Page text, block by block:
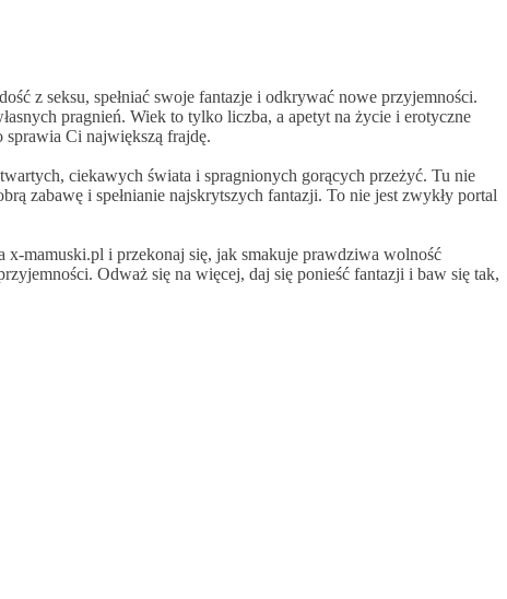
z seksu, spełniać swoje fantazje i odkrywać nowe przyjemności.
pragnień. Wiek to tylko liczba, a apetyt na życie i erotyczne
sprawia Ci największą frajdę.
ciekawych świata i spragnionych gorących przeżyć. Tu nie
zabawę i spełnianie najskrytszych fantazji. To nie jest zwykły portal
x-mamuski.pl i przekonaj się, jak smakuje prawdziwa wolność
Odważ się na więcej, daj się ponieść fantazji i baw się tak,